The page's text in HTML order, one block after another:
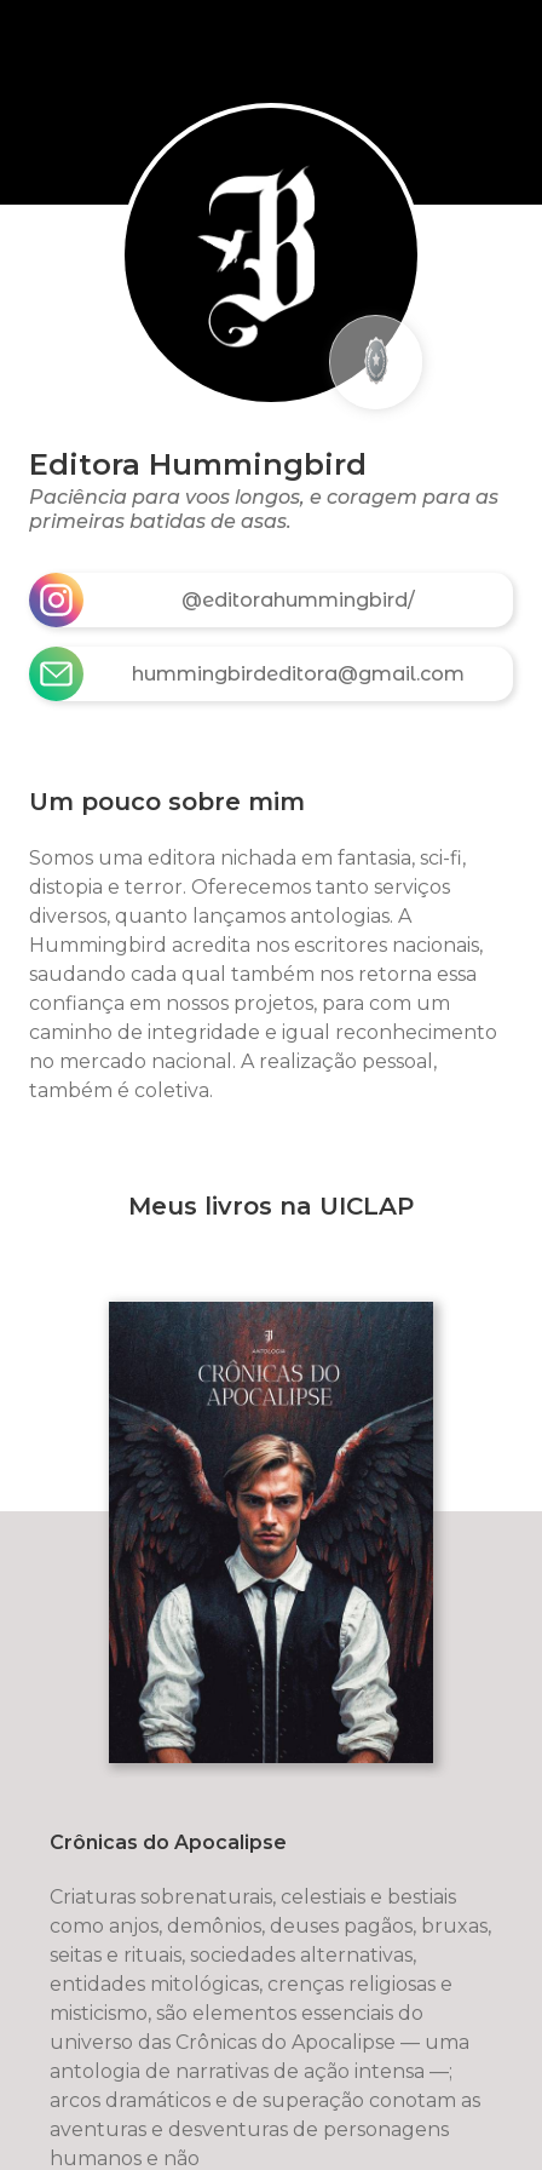
Editora Hummingbird
Paciência para voos longos, e coragem para as
primeiras batidas de asas.
@editorahummingbird/
hummingbirdeditora@gmail.com
Um pouco sobre mim
Somos uma editora nichada em fantasia, sci-fi,
distopia e terror. Oferecemos tanto serviços
diversos, quanto lançamos antologias. A
Hummingbird acredita nos escritores nacionais,
saudando cada qual também nos retorna essa
confiança em nossos projetos, para com um
caminho de integridade e igual reconhecimento
no mercado nacional. A realização pessoal,
também é coletiva.
Meus livros na UICLAP
Crônicas do Apocalipse
Criaturas sobrenaturais, celestiais e bestiais
como anjos, demônios, deuses pagãos, bruxas,
seitas e rituais, sociedades alternativas,
entidades mitológicas, crenças religiosas e
misticismo, são elementos essenciais do
universo das Crônicas do Apocalipse — uma
antologia de narrativas de ação intensa —;
arcos dramáticos e de superação conotam as
aventuras e desventuras de personagens
humanos e não